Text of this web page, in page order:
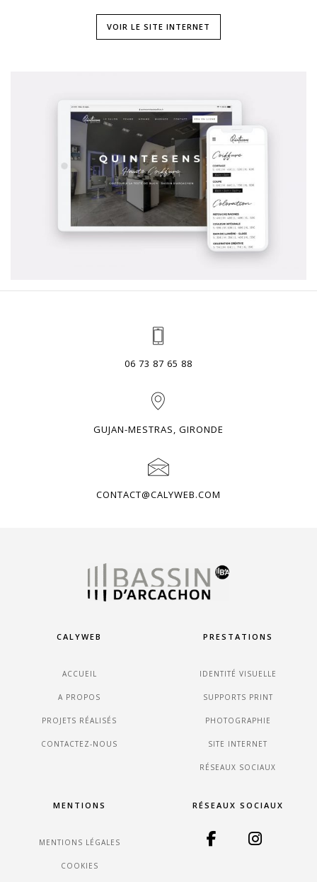
VOIR LE SITE INTERNET
06 73 87 65 88
GUJAN-MESTRAS, GIRONDE
CONTACT@CALYWEB.COM
CALYWEB
ACCUEIL
A PROPOS
PROJETS RÉALISÉS
CONTACTEZ-NOUS
PRESTATIONS
IDENTITÉ VISUELLE
SUPPORTS PRINT
PHOTOGRAPHIE
SITE INTERNET
RÉSEAUX SOCIAUX
MENTIONS
MENTIONS LÉGALES
COOKIES
RÉSEAUX SOCIAUX